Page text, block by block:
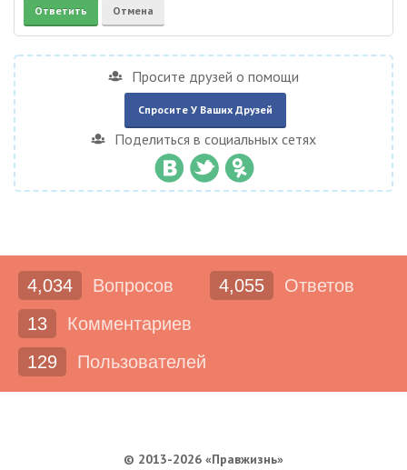
Просите друзей о помощи
Спросите У Ваших Друзей
Поделиться в социальных сетях
4,034 Вопросов 4,055
Ответов
13
Комментариев
129
Пользователей
© 2013-2026 «Правжизнь»